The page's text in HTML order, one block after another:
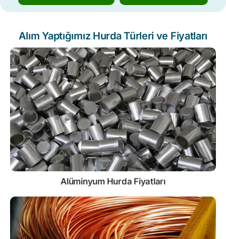
Alım Yaptığımız Hurda Türleri ve Fiyatları
Alüminyum Hurda Fiyatları